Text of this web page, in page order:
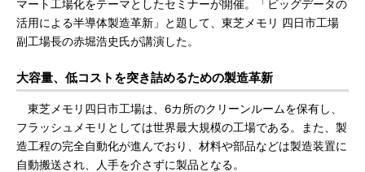
マート工場化をテーマとしたセミナーが開催。「ビッグデータの
活用による半導体製造革新」と題して、東芝メモリ 四日市工場
副工場長の赤堀浩史氏が講演した。
大容量、低コストを突き詰めるための製造革新
東芝メモリ四日市工場は、6カ所のクリーンルームを保有し、
フラッシュメモリとしては世界最大規模の工場である。また、製
造工程の完全自動化が進んでおり、材料や部品などは製造装置に
自動搬送され、人手を介さずに製品となる。